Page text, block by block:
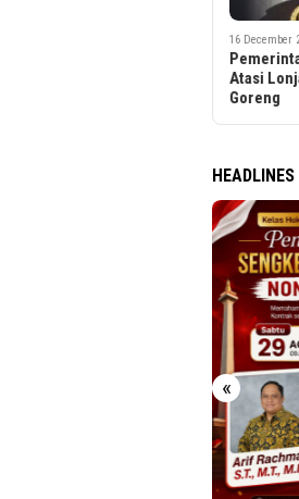
16 December
Tanggap
HEADLINES
«
Kebun
Media